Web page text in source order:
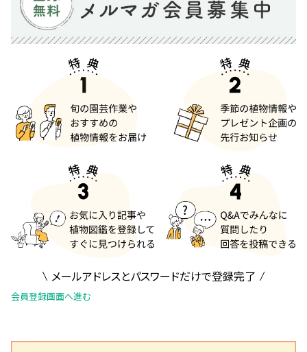
メールアドレスとパスワードだけで登録完了
会員登録画面へ進む